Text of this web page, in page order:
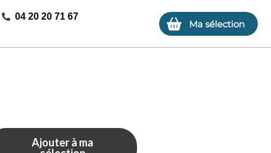
04 20 20 71 67
Ma sélection
Ajouter à ma